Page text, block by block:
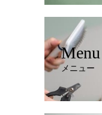
Menu
メニュー